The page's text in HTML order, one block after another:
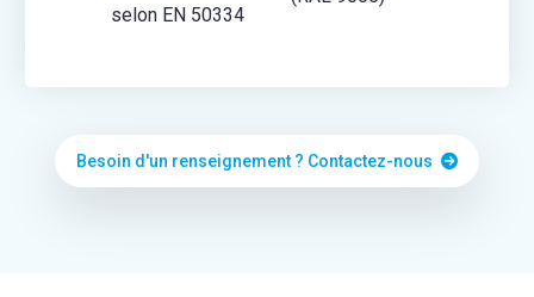
selon EN 50334
Besoin d'un renseignement ? Contactez-nous